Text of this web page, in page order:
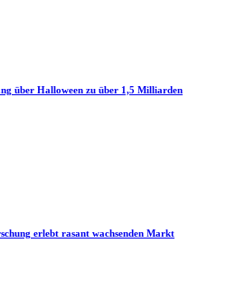
über Halloween zu über 1,5 Milliarden
erlebt rasant wachsenden Markt